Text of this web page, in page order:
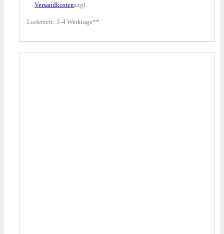
zzgl.
Versandkosten
Lieferzeit: 3-4 Werktage**